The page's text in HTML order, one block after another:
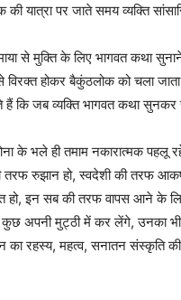
की यात्रा पर जाते समय व्यक्ति
से मुक्ति के लिए भागवत कथा
से विरक्त होकर बैकुंठलोक को चला
जब व्यक्ति भागवत कथा सुनकर
के भले ही तमाम नकारात्मक पहलू
तरफ रुझान हो, स्वदेशी की तरफ
इन सब की तरफ वापस आने के लिए
अपनी मुट्ठी में कर लेंगे, उनका
रहस्य, महत्व, सनातन संस्कृति